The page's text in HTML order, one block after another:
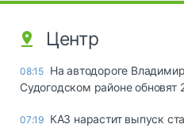
Центр
08:15 На автодороге
Судогодском районе обновят
07:19 КАЗ нарастит выпуск